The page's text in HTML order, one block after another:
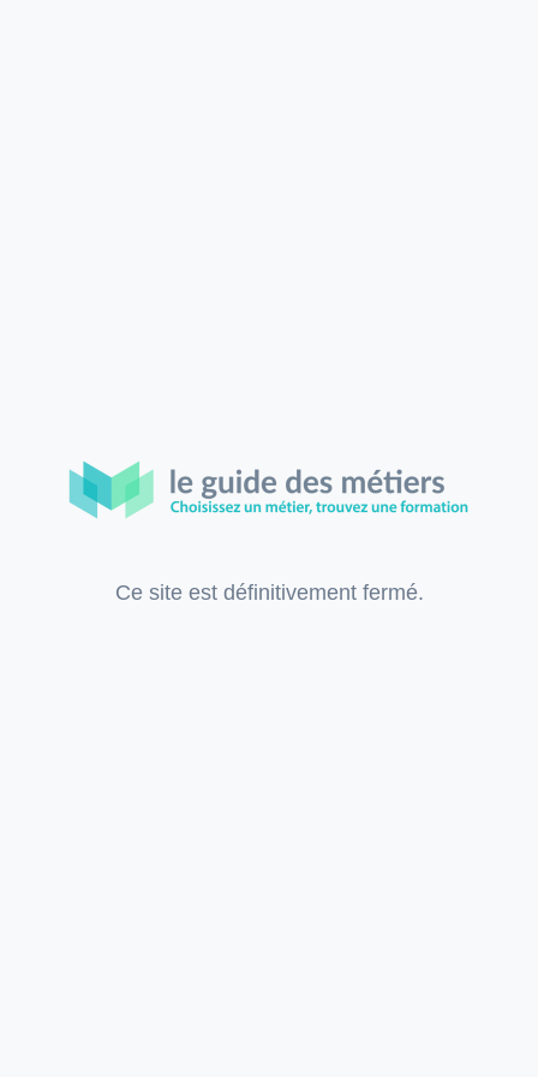
Ce site est définitivement fermé.